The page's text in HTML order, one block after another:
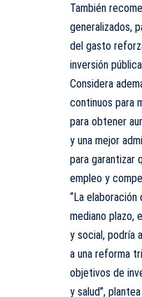
También
generalizados,
del gasto
inversión
Considera
continuos para
para obtener
y una mejor
para garantizar
empleo y
“La
mediano plazo,
y social, podría
a una reforma
objetivos de
y salud”,